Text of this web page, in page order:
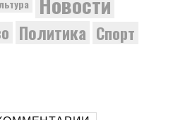
Политика Спорт